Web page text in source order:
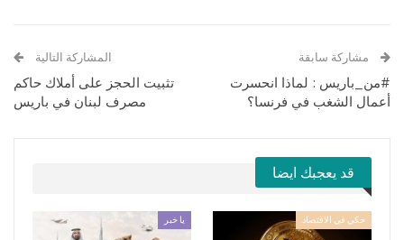
مشاركة سابقة
#من_باريس : لماذا انحسرت
أعمال الشغب في فرنسا؟
المشاركة التالية
تثبيت الحجز على أملاك حاكم
مصرف لبنان في باريس
قد يعجبك ايضا
حكي في الاقتصاد يا خبر